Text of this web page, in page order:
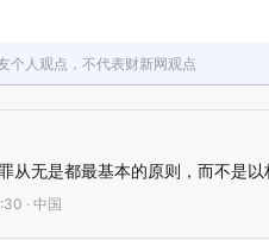
个人观点，不代表财新网观点
从无是都最基本的原则，而不是以
· 中国